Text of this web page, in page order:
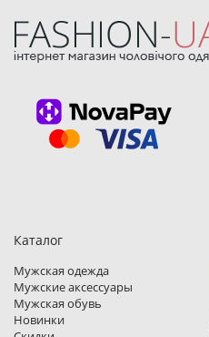
Каталог
Мужская одежда
Мужские аксессуары
Мужская обувь
Новинки